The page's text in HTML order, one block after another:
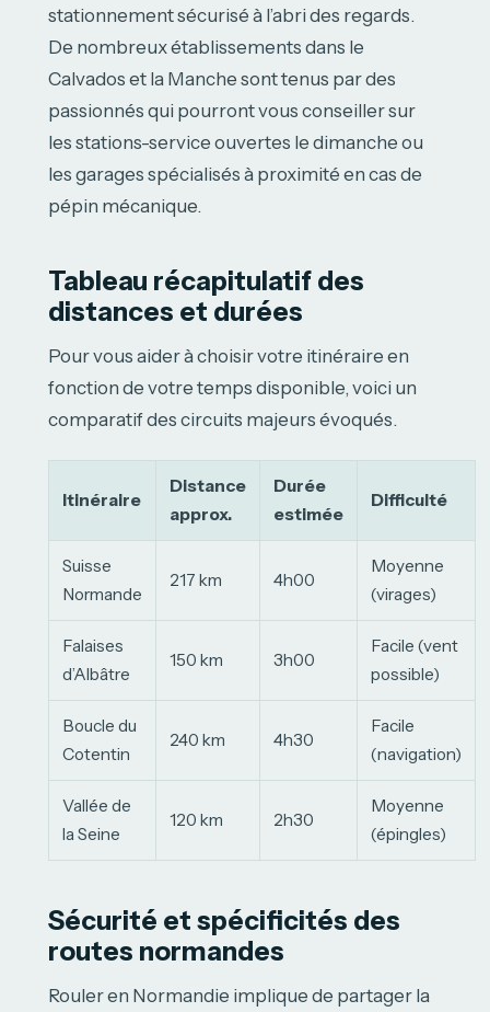
stationnement sécurisé à l’abri des regards.
De nombreux établissements dans le
Calvados et la Manche sont tenus par des
passionnés qui pourront vous conseiller sur
les stations-service ouvertes le dimanche ou
les garages spécialisés à proximité en cas de
pépin mécanique.
Tableau récapitulatif des
distances et durées
Pour vous aider à choisir votre itinéraire en
fonction de votre temps disponible, voici un
comparatif des circuits majeurs évoqués.
Itinéraire
Distance
approx.
Durée
estimée
Difficulté
Suisse
Normande
217 km 4h00
Moyenne
(virages)
Falaises
d’Albâtre
150 km 3h00
Facile (vent
possible)
Boucle du
Cotentin
240 km 4h30
Facile
(navigation)
Vallée de
la Seine
120 km 2h30
Moyenne
(épingles)
Sécurité et spécificités des
routes normandes
Rouler en Normandie implique de partager la